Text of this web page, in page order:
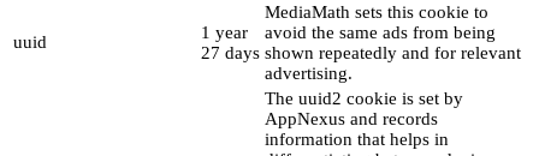
uuid
1 year
27 days
MediaMath sets this cookie to
avoid the same ads from being
shown repeatedly and for relevant
advertising.
The uuid2 cookie is set by
AppNexus and records
information that helps in